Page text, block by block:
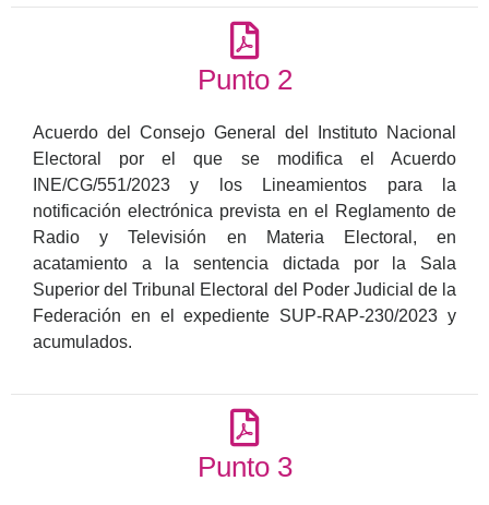
Punto 2
Acuerdo del Consejo General del Instituto Nacional
Electoral por el que se modifica el Acuerdo
INE/CG/551/2023 y los Lineamientos para la
notificación electrónica prevista en el Reglamento de
Radio y Televisión en Materia Electoral, en
acatamiento a la sentencia dictada por la Sala
Superior del Tribunal Electoral del Poder Judicial de la
Federación en el expediente SUP-RAP-230/2023 y
acumulados.
Punto 3